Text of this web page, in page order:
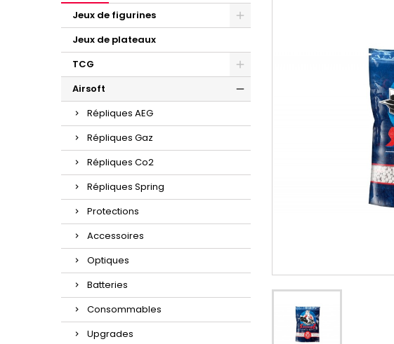
Jeux de figurines
Jeux de plateaux
TCG
Airsoft
Répliques AEG
Répliques Gaz
Répliques Co2
Répliques Spring
Protections
Accessoires
Optiques
Batteries
Consommables
Upgrades